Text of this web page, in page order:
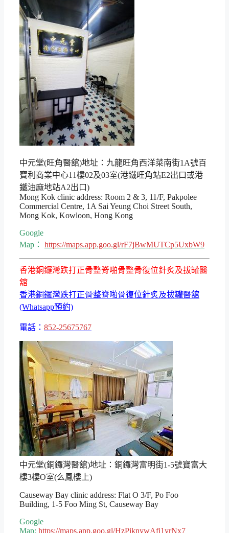
中元堂(旺角醫舘)地址：九龍旺角西洋菜南街1A號百
寶利商業中心11樓02及03室(港鐵旺角站E2出口或港
鐵油麻地站A2出口)
Mong Kok clinic address: Room 2 & 3, 11/F, Pakpolee
Commercial Centre, 1A Sai Yeung Choi Street South,
Mong Kok, Kowloon, Hong Kong
Google
Map： https://maps.app.goo.gl/rF7jBwMUTCp5UxbW9
香港銅鑼灣跌打正骨整脊啪骨整骨復位針炙及拔罐醫
舘
香港銅鑼灣跌打正骨整脊啪骨復位針炙及拔罐醫舘
(Whatsapp預約)
電話： 852-25675767
中元堂(銅鑼灣醫舘)地址：銅鑼灣富明街1-5號寶富大
樓3樓O室(么鳳樓上)
Causeway Bay clinic address: Flat O 3/F, Po Foo
Building, 1-5 Foo Ming St, Causeway Bay
Google
Map: https://maps.app.goo.gl/HzPiknywAfj1yrNx7